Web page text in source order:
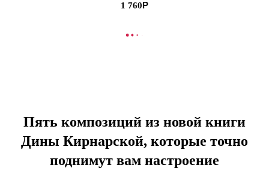
1 760
В КОРЗИНУ
Пять композиций из новой книги
Дины Кирнарской, которые точно
поднимут вам настроение